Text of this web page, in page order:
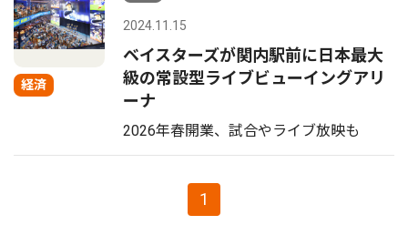
経済
2024.11.15
ベイスターズが関内駅前に日本最大
級の常設型ライブビューイングアリ
ーナ
2026年春開業、試合やライブ放映も
1